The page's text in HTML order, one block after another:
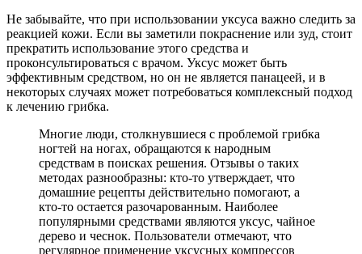
Не забывайте, что при использовании уксуса важно следить за
реакцией кожи. Если вы заметили покраснение или зуд, стоит
прекратить использование этого средства и
проконсультироваться с врачом. Уксус может быть
эффективным средством, но он не является панацеей, и в
некоторых случаях может потребоваться комплексный подход
к лечению грибка.
Многие люди, столкнувшиеся с проблемой грибка
ногтей на ногах, обращаются к народным
средствам в поисках решения. Отзывы о таких
методах разнообразны: кто-то утверждает, что
домашние рецепты действительно помогают, а
кто-то остается разочарованным. Наиболее
популярными средствами являются уксус, чайное
дерево и чеснок. Пользователи отмечают, что
регулярное применение уксусных компрессов